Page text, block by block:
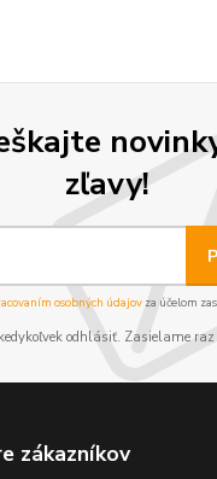
zľavy!
osobných údajov za účelom
odhlásiť. Zasielame
zákazníkov